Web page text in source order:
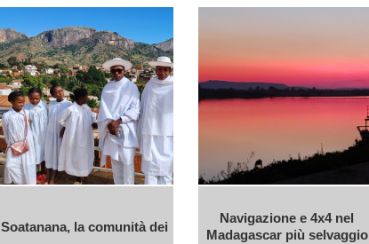
Soatanana, la comunità dei
Navigazione e 4x4 nel
Madagascar più selvaggio